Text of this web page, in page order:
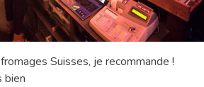
Suisses, je recommande !
bien